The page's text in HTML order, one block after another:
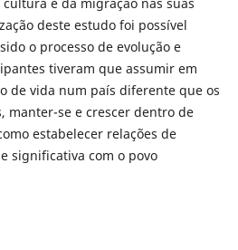
deste estudo foi possível
o processo de evolução e
tiveram que assumir em
de vida num país diferente que os
manter-se e crescer dentro de
estabelecer relações de
significativa com o povo